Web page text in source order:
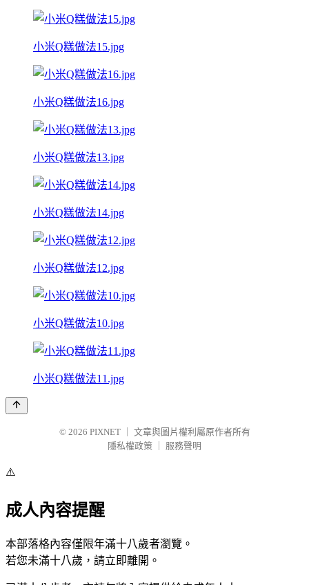
小米Q糕做法15.jpg
小米Q糕做法16.jpg
小米Q糕做法13.jpg
小米Q糕做法14.jpg
小米Q糕做法12.jpg
小米Q糕做法10.jpg
小米Q糕做法11.jpg
© 2026 PIXNET
文章與圖片權利屬原作者所有
隱私權政策
服務聲明
⚠️
成人內容提醒
本部落格內容僅限年滿十八歲者瀏覽。
若您未滿十八歲，請立即離開。